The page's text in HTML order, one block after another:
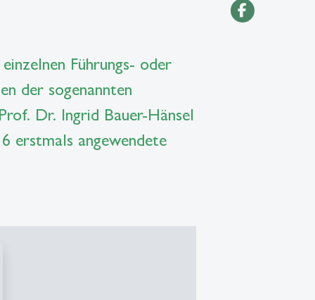
Führungs- oder
der sogenannten
Dr. Ingrid Bauer-Hänsel
erstmals angewendete